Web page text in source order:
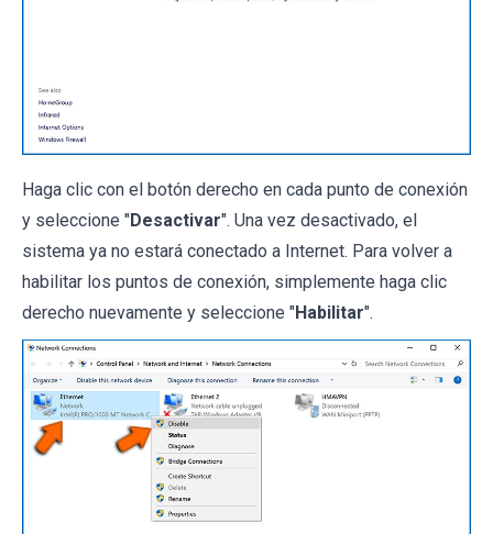
Haga clic con el botón derecho en cada punto de conexión
y seleccione "Desactivar". Una vez desactivado, el
sistema ya no estará conectado a Internet. Para volver a
habilitar los puntos de conexión, simplemente haga clic
derecho nuevamente y seleccione "Habilitar".